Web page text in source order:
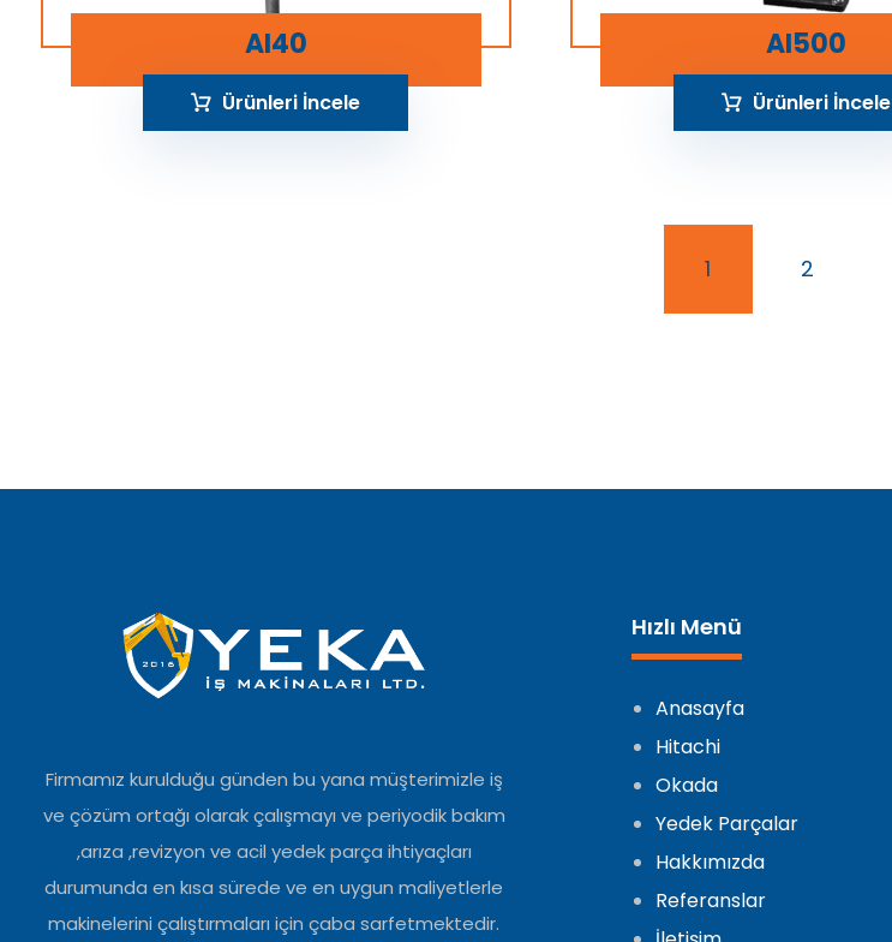
AI40
Ürünleri İncele
AI500
Ürünleri İncele
1 2
Firmamız kurulduğu günden bu yana müşterimizle iş
ve çözüm ortağı olarak çalışmayı ve periyodik bakım
,arıza ,revizyon ve acil yedek parça ihtiyaçları
durumunda en kısa sürede ve en uygun maliyetlerle
makinelerini çalıştırmaları için çaba sarfetmektedir.
Hızlı Menü
Anasayfa
Hitachi
Okada
Yedek Parçalar
Hakkımızda
Referanslar